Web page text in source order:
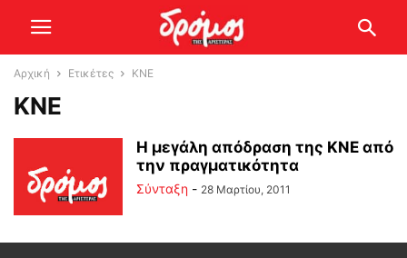
Αρχική Ετικέτες ΚΝΕ
ΚΝΕ
Η μεγάλη απόδραση της ΚΝΕ από
την πραγματικότητα
Σύνταξη - 28 Μαρτίου, 2011